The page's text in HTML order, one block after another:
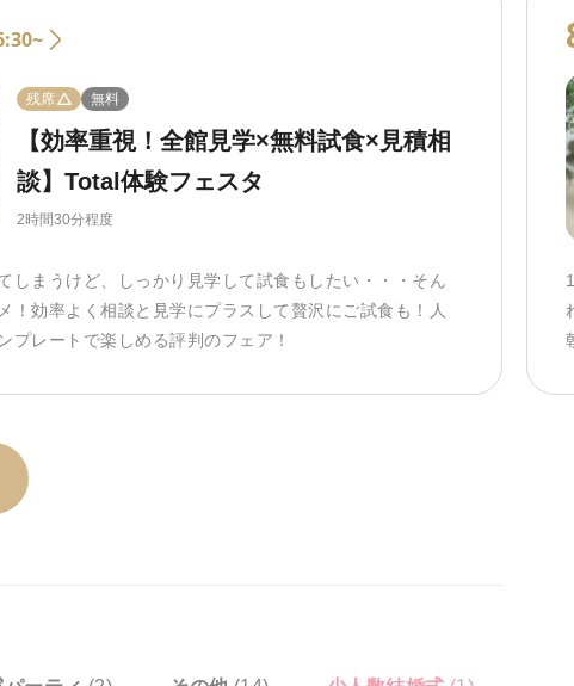
残席 無料
【効率重視！全館見学×無料試食×見積相
談】Total体験フェスタ
2時間30分程度
しまうけど、しっかり見学して試食もしたい・・・そん
！効率よく相談と見学にプラスして贅沢にご試食も！人
プレートで楽しめる評判のフェア！